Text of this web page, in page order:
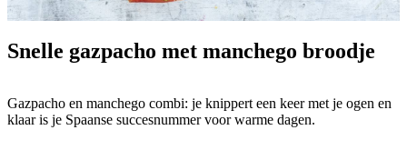
Snelle gazpacho met manchego broodje
Gazpacho en manchego combi: je knippert een keer met je ogen en
klaar is je Spaanse succesnummer voor warme dagen.